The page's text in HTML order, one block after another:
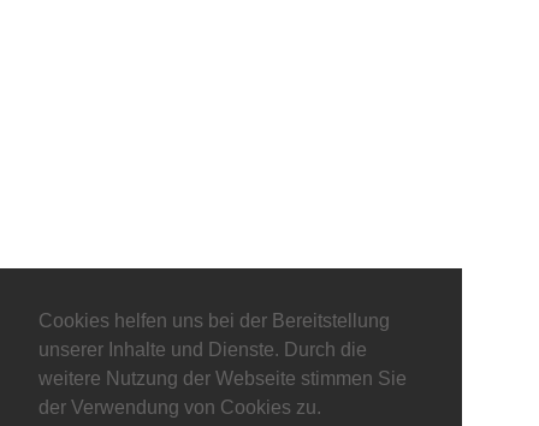
Cookies helfen uns bei der Bereitstellung
unserer Inhalte und Dienste. Durch die
weitere Nutzung der Webseite stimmen Sie
der Verwendung von Cookies zu.
© keepitliberal.de
Datenschutzerklärung Impressum Kontakt